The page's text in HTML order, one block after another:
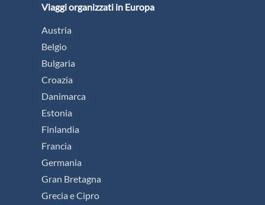
Viaggi organizzati in Europa
Austria
Belgio
Bulgaria
Croazia
Danimarca
Estonia
Finlandia
Francia
Germania
Gran Bretagna
Grecia e Cipro